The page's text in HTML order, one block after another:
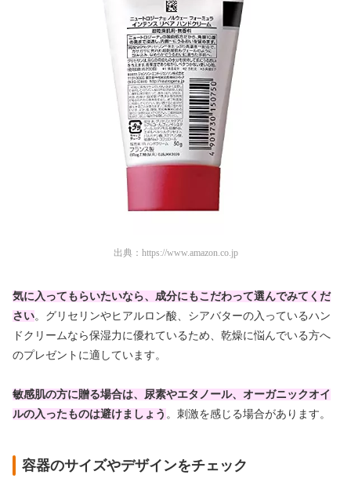
出典： https://www.amazon.co.jp
気に入ってもらいたいなら、成分にもこだわって選んでみてくだ
さい。グリセリンやヒアルロン酸、シアバターの入っているハン
ドクリームなら保湿力に優れているため、乾燥に悩んでいる方へ
のプレゼントに適しています。
敏感肌の方に贈る場合は、尿素やエタノール、オーガニックオイ
ルの入ったものは避けましょう 。刺激を感じる場合があります。
容器のサイズやデザインをチェック